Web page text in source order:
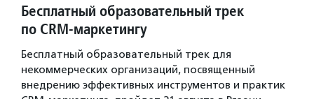
Бесплатный образовательный трек
по CRM-маркетингу
Бесплатный образовательный трек для
некоммерческих организаций, посвященный
внедрению эффективных инструментов и практик